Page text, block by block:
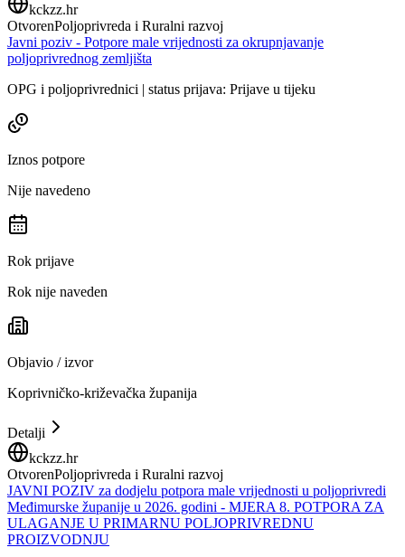
kckzz.hr
OtvorenPoljoprivreda i Ruralni razvoj
Javni poziv - Potpore male vrijednosti za okrupnjavanje
poljoprivrednog zemljišta
OPG i poljoprivrednici | status prijava: Prijave u tijeku
Iznos potpore
Nije navedeno
Rok prijave
Rok nije naveden
Objavio / izvor
Koprivničko-križevačka županija
Detalji
kckzz.hr
OtvorenPoljoprivreda i Ruralni razvoj
JAVNI POZIV za dodjelu potpora male vrijednosti u poljoprivredi
Međimurske županije u 2026. godini - MJERA 8. POTPORA ZA
ULAGANJE U PRIMARNU POLJOPRIVREDNU
PROIZVODNJU